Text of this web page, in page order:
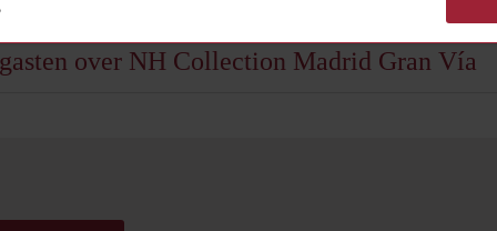
over NH Collection Madrid Gran Vía